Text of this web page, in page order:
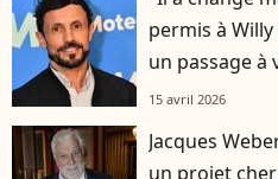
permis à
un passage à
15 avril 2026
Jacques
un projet